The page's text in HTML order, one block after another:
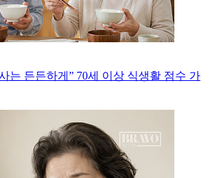
는 든든하게” 70세 이상 식생활 점수 가